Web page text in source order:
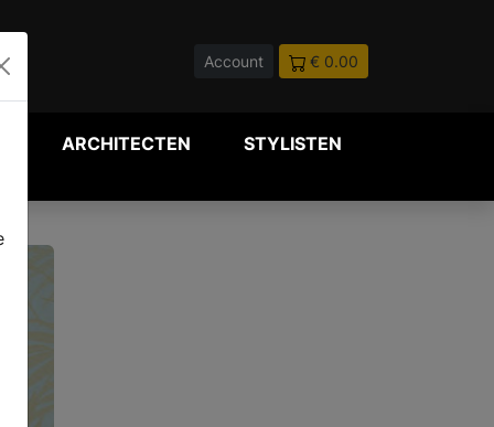
Account € 0.00
ARCHITECTEN STYLISTEN